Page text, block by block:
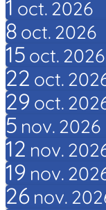
1 oct. 2026
8 oct. 2026
15 oct. 2026
22 oct.
29 oct.
5 nov. 2026
12 nov.
19 nov.
26 nov.